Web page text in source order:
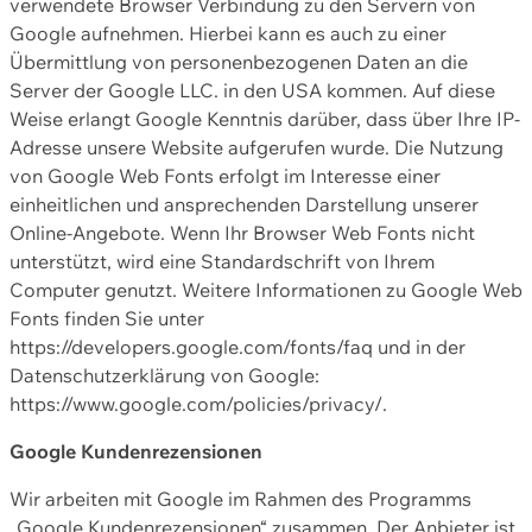
verwendete Browser Verbindung zu den Servern von
Google aufnehmen. Hierbei kann es auch zu einer
Übermittlung von personenbezogenen Daten an die
Server der Google LLC. in den USA kommen. Auf diese
Weise erlangt Google Kenntnis darüber, dass über Ihre IP-
Adresse unsere Website aufgerufen wurde. Die Nutzung
von Google Web Fonts erfolgt im Interesse einer
einheitlichen und ansprechenden Darstellung unserer
Online-Angebote. Wenn Ihr Browser Web Fonts nicht
unterstützt, wird eine Standardschrift von Ihrem
Computer genutzt. Weitere Informationen zu Google Web
Fonts finden Sie unter
https://developers.google.com/fonts/faq und in der
Datenschutzerklärung von Google:
https://www.google.com/policies/privacy/.
Google Kundenrezensionen
Wir arbeiten mit Google im Rahmen des Programms